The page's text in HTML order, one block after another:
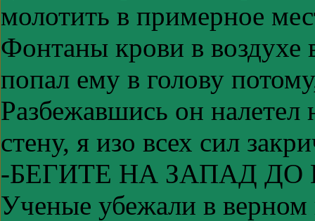
молотить в примерное
Фонтаны крови в
попал ему в голову
Разбежавшись он
стену, я изо всех сил
-БЕГИТЕ НА ЗАПАД ДО
Ученые убежали в верном